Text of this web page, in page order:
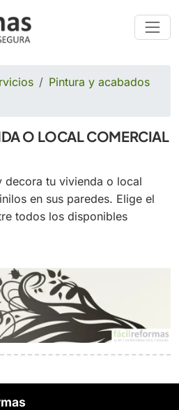
Pintura y acabados
O LOCAL COMERCIAL
decora tu vivienda o local
en sus paredes. Elige el
todos los disponibles